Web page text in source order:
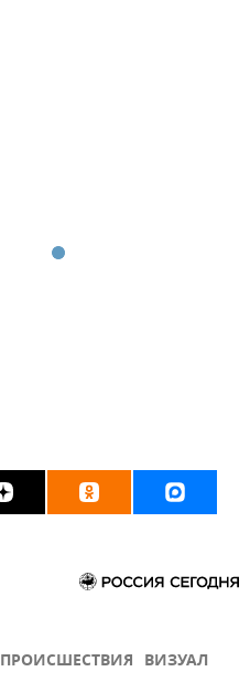
ПРОИСШЕСТВИЯ ВИЗУАЛ